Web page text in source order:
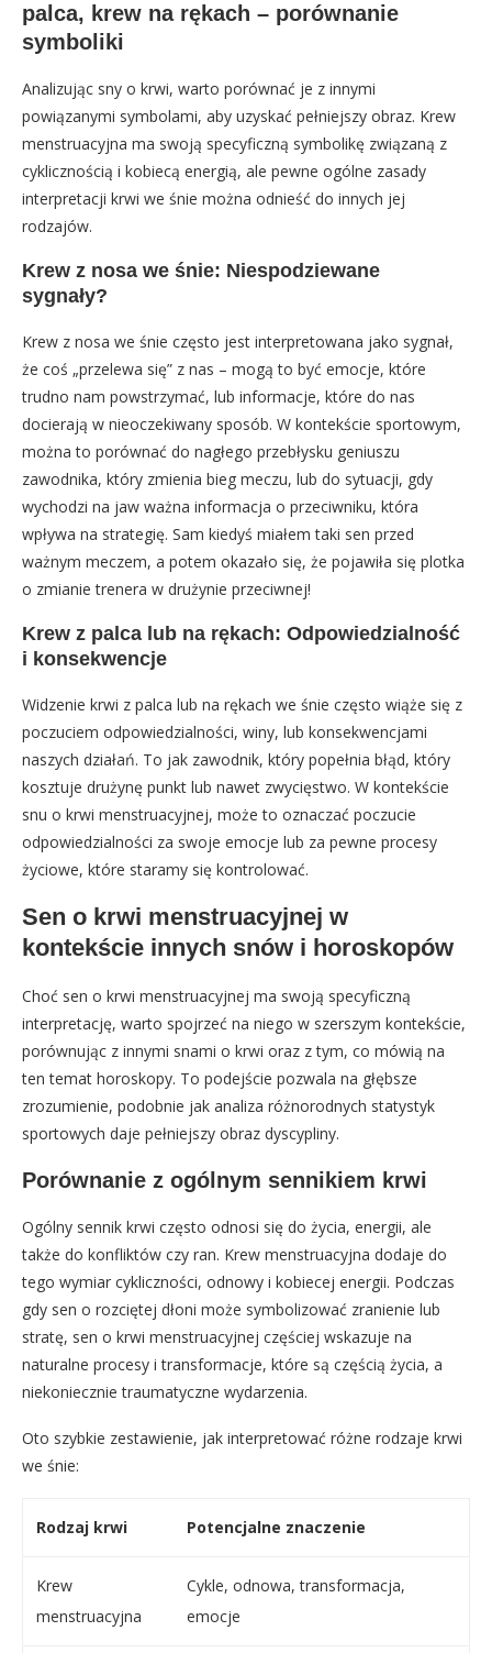
palca, krew na rękach – porównanie
symboliki
Analizując sny o krwi, warto porównać je z innymi
powiązanymi symbolami, aby uzyskać pełniejszy obraz. Krew
menstruacyjna ma swoją specyficzną symbolikę związaną z
cyklicznością i kobiecą energią, ale pewne ogólne zasady
interpretacji krwi we śnie można odnieść do innych jej
rodzajów.
Krew z nosa we śnie: Niespodziewane
sygnały?
Krew z nosa we śnie często jest interpretowana jako sygnał,
że coś „przelewa się” z nas – mogą to być emocje, które
trudno nam powstrzymać, lub informacje, które do nas
docierają w nieoczekiwany sposób. W kontekście sportowym,
można to porównać do nagłego przebłysku geniuszu
zawodnika, który zmienia bieg meczu, lub do sytuacji, gdy
wychodzi na jaw ważna informacja o przeciwniku, która
wpływa na strategię. Sam kiedyś miałem taki sen przed
ważnym meczem, a potem okazało się, że pojawiła się plotka
o zmianie trenera w drużynie przeciwnej!
Krew z palca lub na rękach: Odpowiedzialność
i konsekwencje
Widzenie krwi z palca lub na rękach we śnie często wiąże się z
poczuciem odpowiedzialności, winy, lub konsekwencjami
naszych działań. To jak zawodnik, który popełnia błąd, który
kosztuje drużynę punkt lub nawet zwycięstwo. W kontekście
snu o krwi menstruacyjnej, może to oznaczać poczucie
odpowiedzialności za swoje emocje lub za pewne procesy
życiowe, które staramy się kontrolować.
Sen o krwi menstruacyjnej w
kontekście innych snów i horoskopów
Choć sen o krwi menstruacyjnej ma swoją specyficzną
interpretację, warto spojrzeć na niego w szerszym kontekście,
porównując z innymi snami o krwi oraz z tym, co mówią na
ten temat horoskopy. To podejście pozwala na głębsze
zrozumienie, podobnie jak analiza różnorodnych statystyk
sportowych daje pełniejszy obraz dyscypliny.
Porównanie z ogólnym sennikiem krwi
Ogólny sennik krwi często odnosi się do życia, energii, ale
także do konfliktów czy ran. Krew menstruacyjna dodaje do
tego wymiar cykliczności, odnowy i kobiecej energii. Podczas
gdy sen o rozciętej dłoni może symbolizować zranienie lub
stratę, sen o krwi menstruacyjnej częściej wskazuje na
naturalne procesy i transformacje, które są częścią życia, a
niekoniecznie traumatyczne wydarzenia.
Oto szybkie zestawienie, jak interpretować różne rodzaje krwi
we śnie:
Rodzaj krwi Potencjalne znaczenie
Krew
menstruacyjna
Cykle, odnowa, transformacja,
emocje